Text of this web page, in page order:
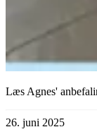
Læs Agnes'
26. juni 2025